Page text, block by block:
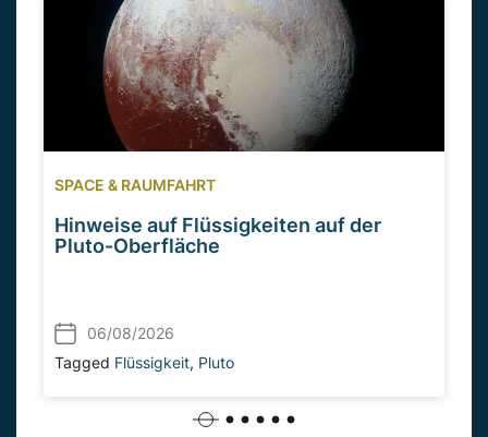
SPACE & RAUMFAHRT
Hinweise auf Flüssigkeiten auf der
Pluto-Oberfläche
06/08/2026
Tagged Flüssigkeit, Pluto